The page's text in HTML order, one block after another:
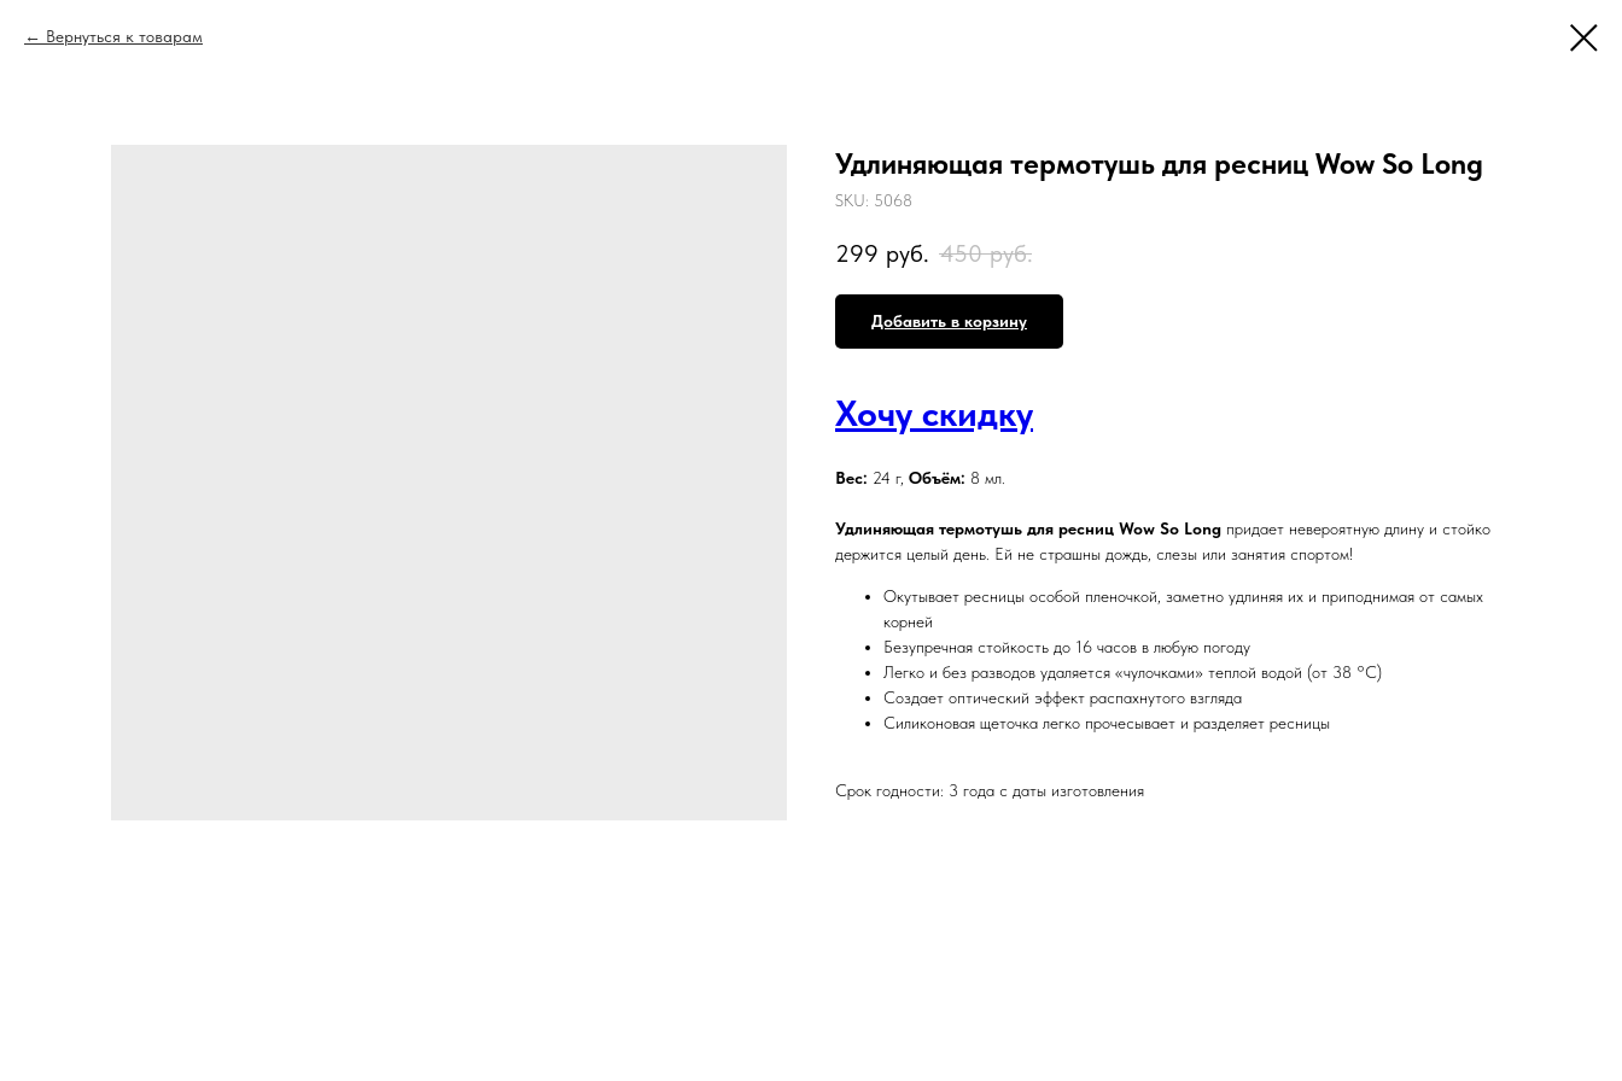
Вернуться к товарам
Удлиняющая термотушь для ресниц Wow So Long
SKU: 5068
299 руб. 450 руб.
Добавить в корзину
Хочу скидку
Вес: 24 г, Объём: 8 мл.
Удлиняющая термотушь для ресниц Wow So Long придает невероятную длину и стойко
держится целый день. Ей не страшны дождь, слезы или занятия спортом!
Окутывает ресницы особой пленочкой, заметно удлиняя их и приподнимая от самых
корней
Безупречная стойкость до 16 часов в любую погоду
Легко и без разводов удаляется «чулочками» теплой водой (от 38 °С)
Создает оптический эффект распахнутого взгляда
Силиконовая щеточка легко прочесывает и разделяет ресницы
Срок годности: 3 года с даты изготовления